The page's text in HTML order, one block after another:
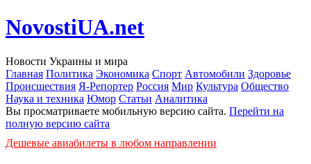
NovostiUA.net
Новости Украины и мира
Главная Политика Экономика Спорт Автомобили Здоровье
Происшествия Я-Репортер Россия Мир Культура Общество
Наука и техника Юмор Статьи Аналитика
Вы просматриваете мобильную версию сайта. Перейти на
полную версию сайта
Дешевые авиабилеты в любом направлении